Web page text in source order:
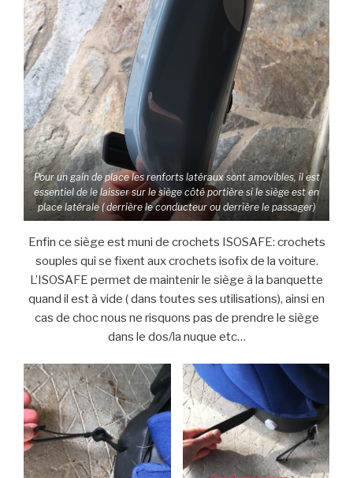
Pour un gain de place les renforts latéraux sont amovibles, il est
essentiel de le laisser sur le siège côté portière si le siège est en
place latérale ( derrière le conducteur ou derrière le passager)
Enfin ce siège est muni de crochets ISOSAFE: crochets
souples qui se fixent aux crochets isofix de la voiture.
L’ISOSAFE permet de maintenir le siège à la banquette
quand il est à vide ( dans toutes ses utilisations), ainsi en
cas de choc nous ne risquons pas de prendre le siège
dans le dos/la nuque etc…